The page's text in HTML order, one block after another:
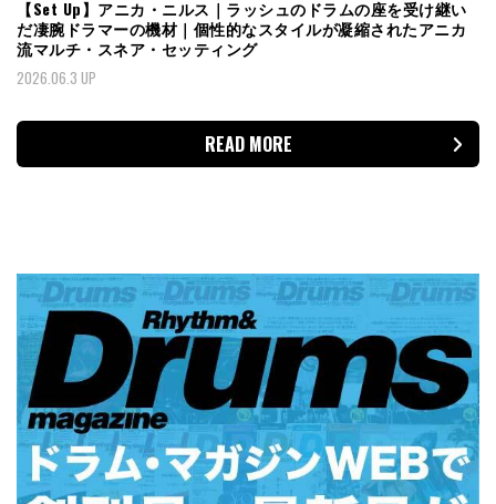
【Set Up】アニカ・ニルス｜ラッシュのドラムの座を受け継い
だ凄腕ドラマーの機材｜個性的なスタイルが凝縮されたアニカ
流マルチ・スネア・セッティング
2026.06.3 UP
READ MORE